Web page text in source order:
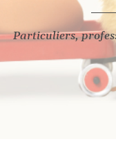
Adresse email de
En cochant cette case,
l'adresse email indiqué ci-
le formulaire de
Particuliers,